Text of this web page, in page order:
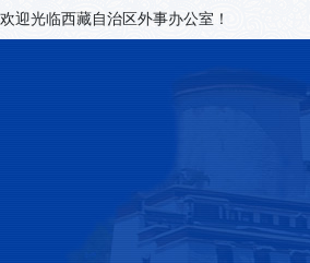
欢迎光临西藏自治区外事办公室！